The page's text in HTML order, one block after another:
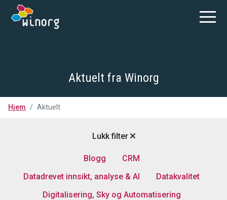
Aktuelt fra Winorg
Hjem Aktuelt
Lukk filter
Blogg
CRM
Datadrevet innsikt, analyse & AI
Datakvalitet
Digitalisering, Sky og Automatisering